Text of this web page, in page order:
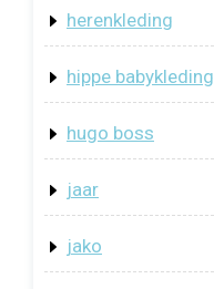
herenkleding
hippe babykleding
hugo boss
jaar
jako